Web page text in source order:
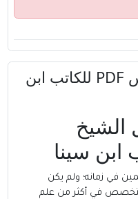
كتاب رسائل الشيخ الرئيس PDF للكاتب ابن
الشيخ
في زمانه؛ ولم يكن
في أكثر من علم